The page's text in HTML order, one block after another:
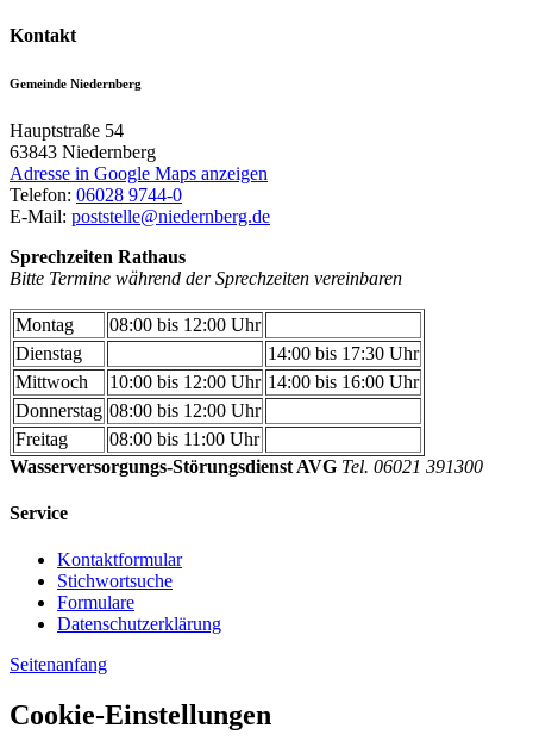
Kontakt
Gemeinde Niedernberg
Hauptstraße 54
63843 Niedernberg
Adresse in Google Maps anzeigen
Telefon: 06028 9744-0
E-Mail: poststelle@niedernberg.de
Sprechzeiten Rathaus
Bitte Termine während der Sprechzeiten vereinbaren
Montag
08:00 bis 12:00 Uhr
Dienstag
14:00 bis 17:30 Uhr
Mittwoch
10:00 bis 12:00 Uhr 14:00 bis 16:00 Uhr
Donnerstag 08:00 bis 12:00 Uhr
Freitag
08:00 bis 11:00 Uhr
Wasserversorgungs-Störungsdienst AVG Tel. 06021 391300
Service
Kontaktformular
Stichwortsuche
Formulare
Datenschutzerklärung
Seitenanfang
Cookie-Einstellungen